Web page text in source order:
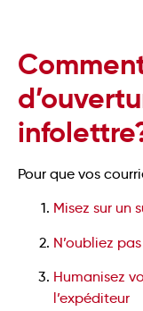
Pour que vos
Misez sur un
N’oubliez
Humanisez
l’expéditeur